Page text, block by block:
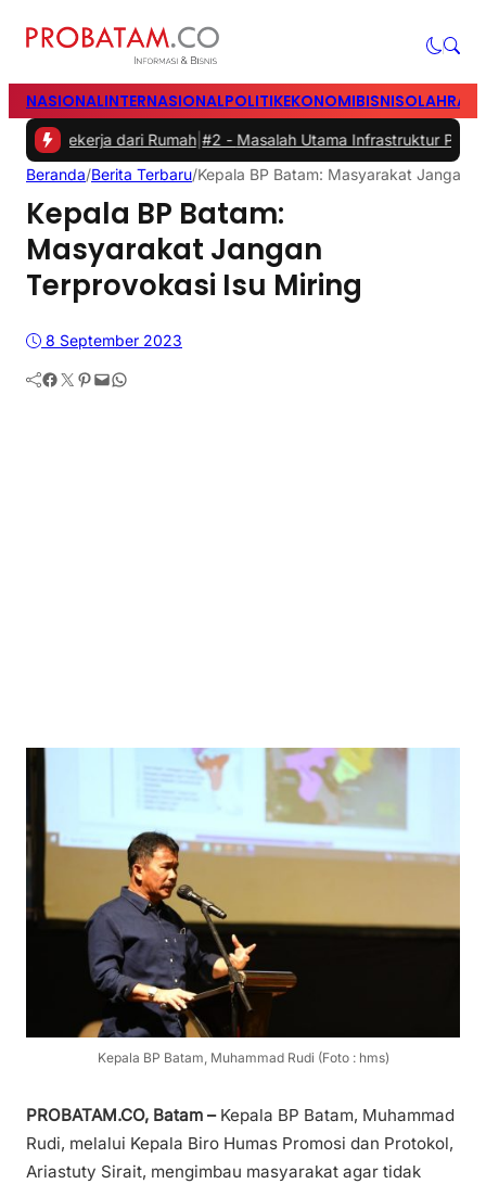
NASIONALINTERNASIONALPOLITIKEKONOMIBISNIS
dari Rumah|#2 -Masalah Utama Infrastruktur Pengisian
Beranda/Berita Terbaru/Kepala BP Batam: Masyarakat Jangan
Kepala BP Batam:
Masyarakat Jangan
Terprovokasi Isu Miring
8 September 2023
Facebook Twitter Pinterest Mail WhatsApp
Kepala BP Batam, Muhammad Rudi (Foto : hms)
PROBATAM.CO, Batam – Kepala BP Batam, Muhammad
Rudi, melalui Kepala Biro Humas Promosi dan Protokol,
Ariastuty Sirait, mengimbau masyarakat agar tidak